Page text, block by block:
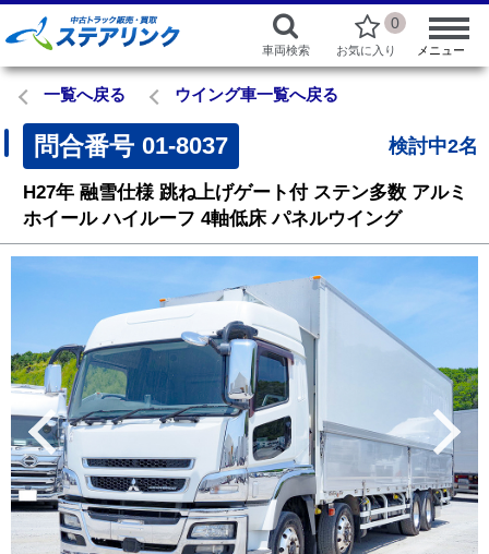
車両検索
0
お気に入り メニュー
一覧へ戻る ウイング車一覧へ戻る
問合番号 01-8037 検討中2名
H27年 融雪仕様 跳ね上げゲート付 ステン多数 アルミ
ホイール ハイルーフ 4軸低床 パネルウイング